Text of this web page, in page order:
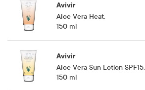
Avivir
Aloe Vera Heat,
150 ml
Avivir
Aloe Vera Sun Lotion SPF15,
150 ml